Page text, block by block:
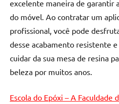
Tables
e
mesas
de
tampinhas
excelente maneira de garantir
do móvel. Ao contratar um
profissional, você pode
desse acabamento resistente
cuidar da sua mesa de resina
beleza por muitos anos.
Escola do Epóxi – A Faculdade